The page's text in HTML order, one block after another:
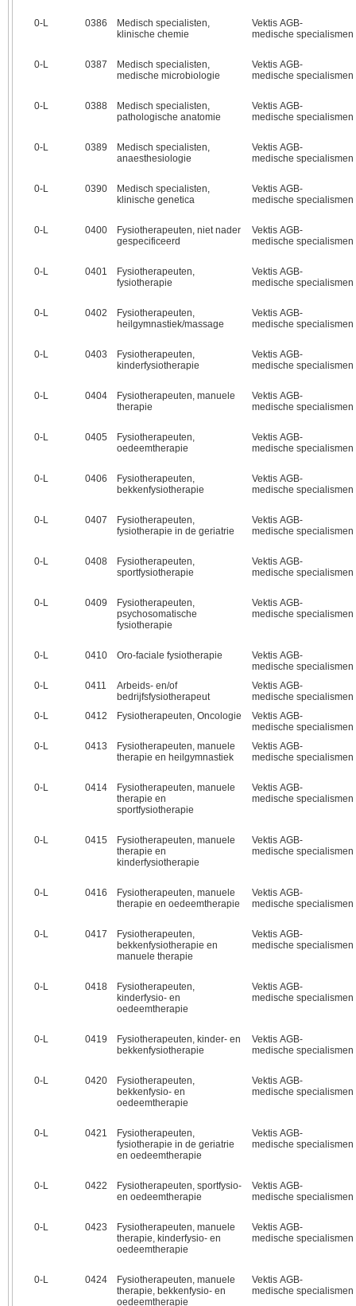
0‑L 0386
Medisch specialisten,
klinische chemie
Vektis AGB-
medische specialismen
0‑L 0387
Medisch specialisten,
medische microbiologie
Vektis AGB-
medische specialismen
0‑L 0388
Medisch specialisten,
pathologische anatomie
Vektis AGB-
medische specialismen
0‑L 0389
Medisch specialisten,
anaesthesiologie
Vektis AGB-
medische specialismen
0‑L 0390
Medisch specialisten,
klinische genetica
Vektis AGB-
medische specialismen
0‑L 0400
Fysiotherapeuten, niet nader
gespecificeerd
Vektis AGB-
medische specialismen
0‑L 0401
Fysiotherapeuten,
fysiotherapie
Vektis AGB-
medische specialismen
0‑L 0402
Fysiotherapeuten,
heilgymnastiek/massage
Vektis AGB-
medische specialismen
0‑L 0403
Fysiotherapeuten,
kinderfysiotherapie
Vektis AGB-
medische specialismen
0‑L 0404
Fysiotherapeuten, manuele
therapie
Vektis AGB-
medische specialismen
0‑L 0405
Fysiotherapeuten,
oedeemtherapie
Vektis AGB-
medische specialismen
0‑L 0406
Fysiotherapeuten,
bekkenfysiotherapie
Vektis AGB-
medische specialismen
0‑L 0407
Fysiotherapeuten,
fysiotherapie in de geriatrie
Vektis AGB-
medische specialismen
0‑L 0408
Fysiotherapeuten,
sportfysiotherapie
Vektis AGB-
medische specialismen
0‑L 0409
Fysiotherapeuten,
psychosomatische
fysiotherapie
Vektis AGB-
medische specialismen
0‑L 0410 Oro-faciale fysiotherapie
Vektis AGB-
medische specialismen
0‑L
0411
Arbeids- en/of
bedrijfsfysiotherapeut
Vektis AGB-
medische specialismen
0‑L
0412 Fysiotherapeuten, Oncologie
Vektis AGB-
medische specialismen
0‑L
0413
Fysiotherapeuten, manuele
therapie en heilgymnastiek
Vektis AGB-
medische specialismen
0‑L 0414
Fysiotherapeuten, manuele
therapie en
sportfysiotherapie
Vektis AGB-
medische specialismen
0‑L 0415
Fysiotherapeuten, manuele
therapie en
kinderfysiotherapie
Vektis AGB-
medische specialismen
0‑L 0416
Fysiotherapeuten, manuele
therapie en oedeemtherapie
Vektis AGB-
medische specialismen
0‑L 0417
Fysiotherapeuten,
bekkenfysiotherapie en
manuele therapie
Vektis AGB-
medische specialismen
0‑L 0418
Fysiotherapeuten,
kinderfysio- en
oedeemtherapie
Vektis AGB-
medische specialismen
0‑L 0419
Fysiotherapeuten, kinder- en
bekkenfysiotherapie
Vektis AGB-
medische specialismen
0‑L 0420
Fysiotherapeuten,
bekkenfysio- en
oedeemtherapie
Vektis AGB-
medische specialismen
0‑L 0421
Fysiotherapeuten,
fysiotherapie in de geriatrie
en oedeemtherapie
Vektis AGB-
medische specialismen
0‑L 0422
Fysiotherapeuten, sportfysio-
en oedeemtherapie
Vektis AGB-
medische specialismen
0‑L 0423
Fysiotherapeuten, manuele
therapie, kinderfysio- en
oedeemtherapie
Vektis AGB-
medische specialismen
0‑L 0424
Fysiotherapeuten, manuele
therapie, bekkenfysio- en
oedeemtherapie
Vektis AGB-
medische specialismen